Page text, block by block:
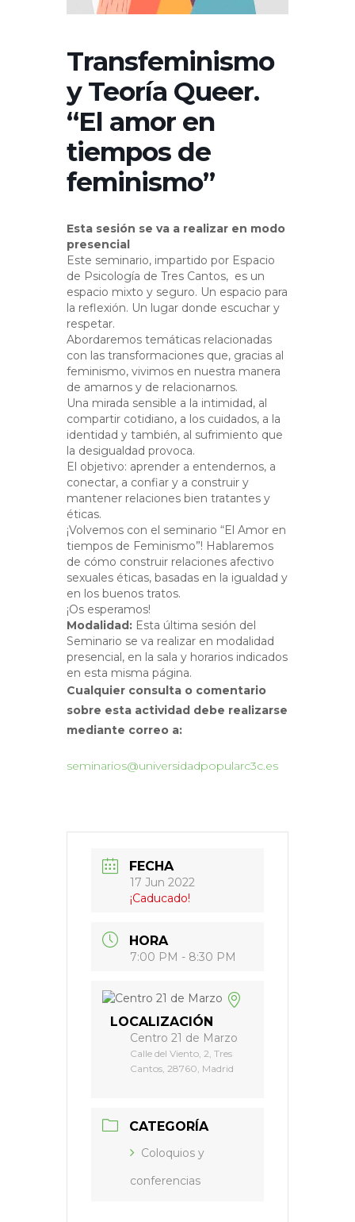
Transfeminismo
y Teoría Queer.
“El amor en
tiempos de
feminismo”
Esta sesión se va a realizar en modo
presencial
Este seminario, impartido por Espacio
de Psicología de Tres Cantos, es un
espacio mixto y seguro. Un espacio para
la reflexión. Un lugar donde escuchar y
respetar.
Abordaremos temáticas relacionadas
con las transformaciones que, gracias al
feminismo, vivimos en nuestra manera
de amarnos y de relacionarnos.
Una mirada sensible a la intimidad, al
compartir cotidiano, a los cuidados, a la
identidad y también, al sufrimiento que
la desigualdad provoca.
El objetivo: aprender a entendernos, a
conectar, a confiar y a construir y
mantener relaciones bien tratantes y
éticas.
¡Volvemos con el seminario “El Amor en
tiempos de Feminismo”! Hablaremos
de cómo construir relaciones afectivo
sexuales éticas, basadas en la igualdad y
en los buenos tratos.
¡Os esperamos!
Modalidad: Esta última sesión del
Seminario se va realizar en modalidad
presencial, en la sala y horarios indicados
en esta misma página.
Cualquier consulta o comentario
sobre esta actividad debe realizarse
mediante correo a:
seminarios@universidadpopularc3c.es
FECHA
17 Jun 2022
¡Caducado!
HORA
7:00 PM - 8:30 PM
LOCALIZACIÓN
Centro 21 de Marzo
Calle del Viento, 2, Tres
Cantos, 28760, Madrid
CATEGORÍA
Coloquios y
conferencias